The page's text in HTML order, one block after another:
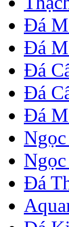
Đá
Đá
Đá
Đá
Đá
Đá